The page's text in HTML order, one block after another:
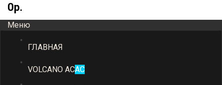
0р.
Меню
ГЛАВНАЯ
VOLCANO ACAC